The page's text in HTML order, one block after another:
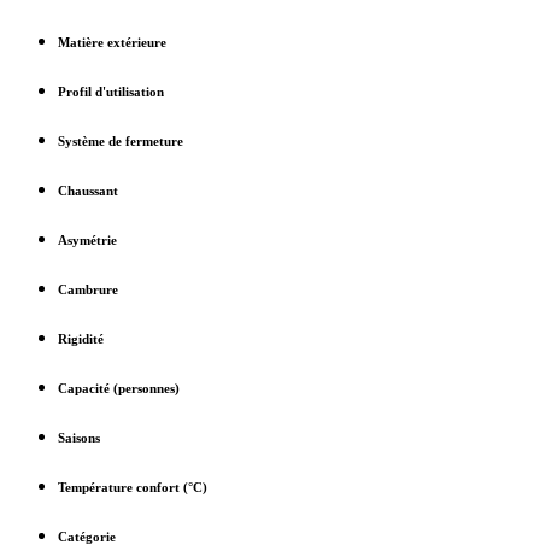
Matière extérieure
Profil d'utilisation
Système de fermeture
Chaussant
Asymétrie
Cambrure
Rigidité
Capacité (personnes)
Saisons
Température confort (°C)
Catégorie